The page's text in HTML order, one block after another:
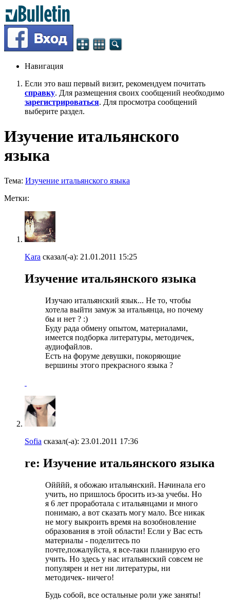
Навигация
Если это ваш первый визит, рекомендуем почитать
справку. Для размещения своих сообщений необходимо
зарегистрироваться. Для просмотра сообщений
выберите раздел.
Изучение итальянского
языка
Тема: Изучение итальянского языка
Метки:
Kara сказал(-а): 21.01.2011 15:25
Изучение итальянского языка
Изучаю итальянский язык... Не то, чтобы
хотела выйти замуж за итальянца, но почему
бы и нет ? :)
Буду рада обмену опытом, материалами,
имеется подборка литературы, методичек,
аудиофайлов.
Есть на форуме девушки, покоряющие
вершины этого прекрасного языка ?
Sofia сказал(-а): 23.01.2011 17:36
re: Изучение итальянского языка
Ойййй, я обожаю итальянский. Начинала его
учить, но пришлось бросить из-за учебы. Но
я 6 лет проработала с итальянцами и много
понимаю, а вот сказать могу мало. Все никак
не могу выкроить время на возобновление
образования в этой области! Если у Вас есть
материалы - поделитесь по
почте,пожалуйста, я все-таки планирую его
учить. Но здесь у нас итальянский совсем не
популярен и нет ни литературы, ни
методичек- ничего!
Будь собой, все остальные роли уже заняты!